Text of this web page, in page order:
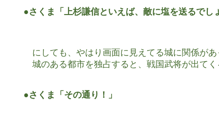
●さくま「上杉謙信といえば、敵に塩を送るでし
にしても、やはり画面に見えてる城に関係が
城のある都市を独占すると、戦国武将が出て
●さくま「その通り！」